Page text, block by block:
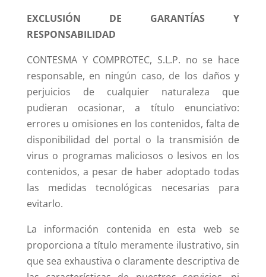
EXCLUSIÓN DE GARANTÍAS Y
RESPONSABILIDAD
CONTESMA Y COMPROTEC, S.L.P. no se hace
responsable, en ningún caso, de los daños y
perjuicios de cualquier naturaleza que
pudieran ocasionar, a título enunciativo:
errores u omisiones en los contenidos, falta de
disponibilidad del portal o la transmisión de
virus o programas maliciosos o lesivos en los
contenidos, a pesar de haber adoptado todas
las medidas tecnológicas necesarias para
evitarlo.
La información contenida en esta web se
proporciona a título meramente ilustrativo, sin
que sea exhaustiva o claramente descriptiva de